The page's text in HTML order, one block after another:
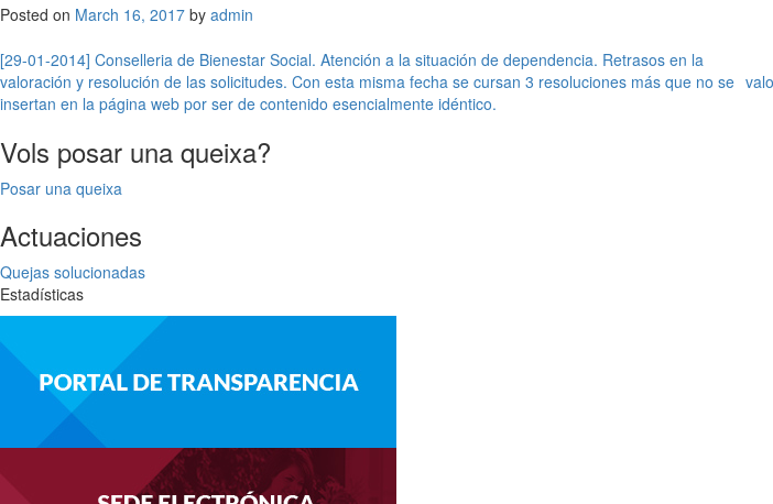
Posted on March 16, 2017 by admin
Post
navigation
[29-01-2014] Conselleria de Bienestar Social. Atención a la situación de dependencia. Retrasos en la
valoración y resolución de las solicitudes. Con esta misma fecha se cursan 3 resoluciones más que no se
insertan en la página web por ser de contenido esencialmente idéntico.
Vols posar una queixa?
Posar una queixa
Actuaciones
Quejas solucionadas
Estadísticas